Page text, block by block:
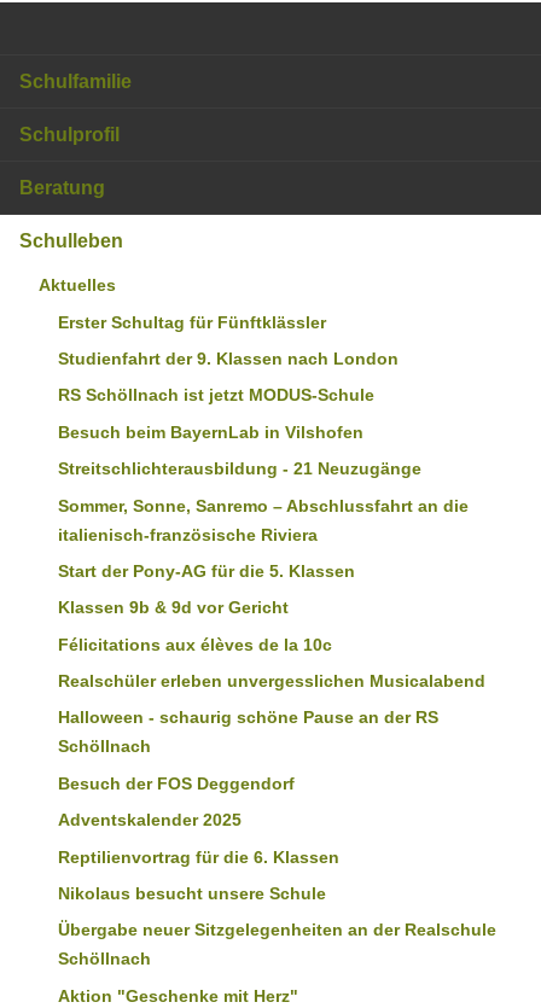
Schulfamilie
Schulprofil
Beratung
Schulleben
Aktuelles
Erster Schultag für Fünftklässler
Studienfahrt der 9. Klassen nach London
RS Schöllnach ist jetzt MODUS-Schule
Besuch beim BayernLab in Vilshofen
Streitschlichterausbildung - 21 Neuzugänge
Sommer, Sonne, Sanremo – Abschlussfahrt an die
italienisch-französische Riviera
Start der Pony-AG für die 5. Klassen
Klassen 9b & 9d vor Gericht
Félicitations aux élèves de la 10c
Realschüler erleben unvergesslichen Musicalabend
Halloween - schaurig schöne Pause an der RS
Schöllnach
Besuch der FOS Deggendorf
Adventskalender 2025
Reptilienvortrag für die 6. Klassen
Nikolaus besucht unsere Schule
Übergabe neuer Sitzgelegenheiten an der Realschule
Schöllnach
Aktion "Geschenke mit Herz"